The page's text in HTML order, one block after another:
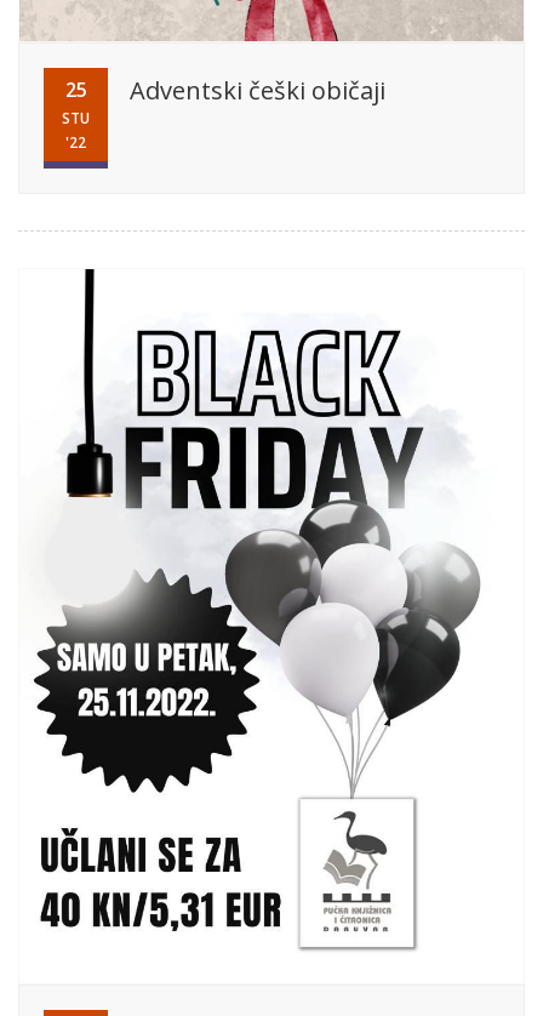
25
STU
'22
Adventski češki običaji